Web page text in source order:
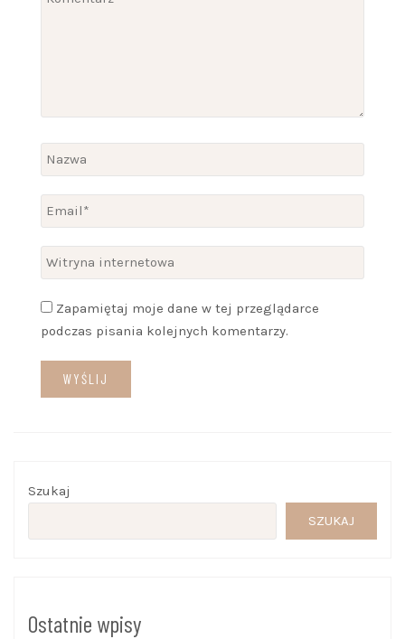
Zapamiętaj moje dane w tej przeglądarce
podczas pisania kolejnych komentarzy.
Szukaj
SZUKAJ
Ostatnie wpisy